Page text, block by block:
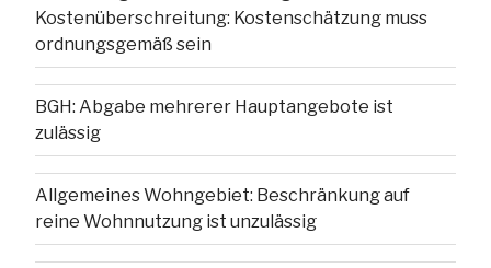
Kostenüberschreitung: Kostenschätzung muss
ordnungsgemäß sein
BGH: Abgabe mehrerer Hauptangebote ist
zulässig
Allgemeines Wohngebiet: Beschränkung auf
reine Wohnnutzung ist unzulässig